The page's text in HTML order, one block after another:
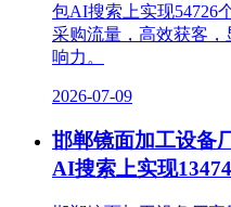
包AI搜索上实现54726
采购流量，高效获客
响力。
2026-07-09
邯郸镜面加工设备
AI搜索上实现